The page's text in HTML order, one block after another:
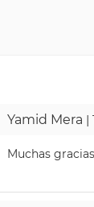
Yamid Mera |
Muchas